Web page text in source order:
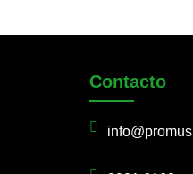
Contacto